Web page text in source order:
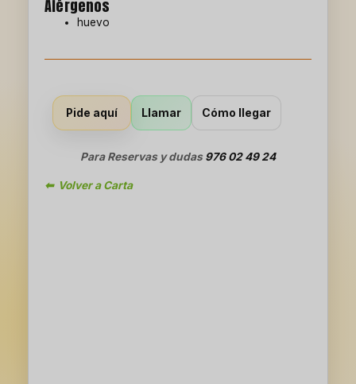
Alérgenos
huevo
Pide aquí Llamar Cómo llegar
Para Reservas y dudas 976 02 49 24
⬅ Volver a Carta